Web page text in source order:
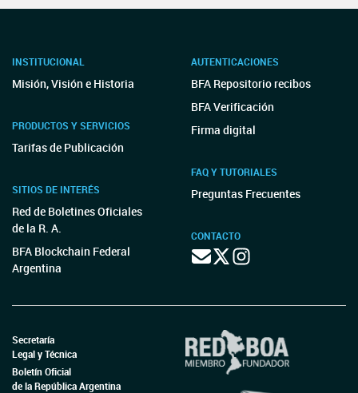
INSTITUCIONAL
Misión, Visión e Historia
PRODUCTOS Y SERVICIOS
Tarifas de Publicación
SITIOS DE INTERÉS
Red de Boletines Oficiales
de la R. A.
BFA Blockchain Federal
Argentina
AUTENTICACIONES
BFA Repositorio recibos
BFA Verificación
Firma digital
FAQ Y TUTORIALES
Preguntas Frecuentes
CONTACTO
Secretaría
Legal y Técnica
Boletín Oficial
de la República Argentina